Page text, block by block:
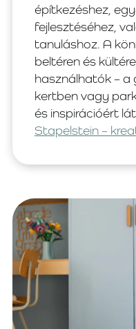
építkezéshez,
fejlesztéséhez,
tanuláshoz. A
beltéren és
használhatók – a
kertben vagy
és inspirációért
Stapelstein –